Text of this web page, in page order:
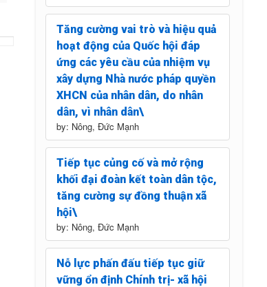
Tăng cường vai trò và hiệu quả
hoạt động của Quốc hội đáp
ứng các yêu cầu của nhiệm vụ
xây dựng Nhà nước pháp quyền
XHCN của nhân dân, do nhân
dân, vì nhân dân\
by: Nông, Đức Mạnh
Tiếp tục củng cố và mở rộng
khối đại đoàn kết toàn dân tộc,
tăng cường sự đồng thuận xã
hội\
by: Nông, Đức Mạnh
Nỗ lực phấn đấu tiếp tục giữ
vững ổn định Chính trị- xã hội